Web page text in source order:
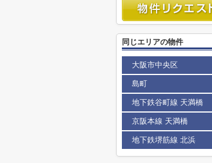
同じエリアの物件
大阪市中央区
島町
地下鉄谷町線 天満橋
京阪本線 天満橋
地下鉄堺筋線 北浜